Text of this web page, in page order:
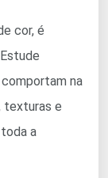
cor, é
na
texturas e
a